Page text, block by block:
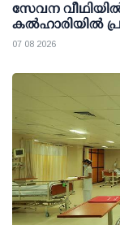
സേവന
കല്‍ഹാരിയില്‍
07 08 2026